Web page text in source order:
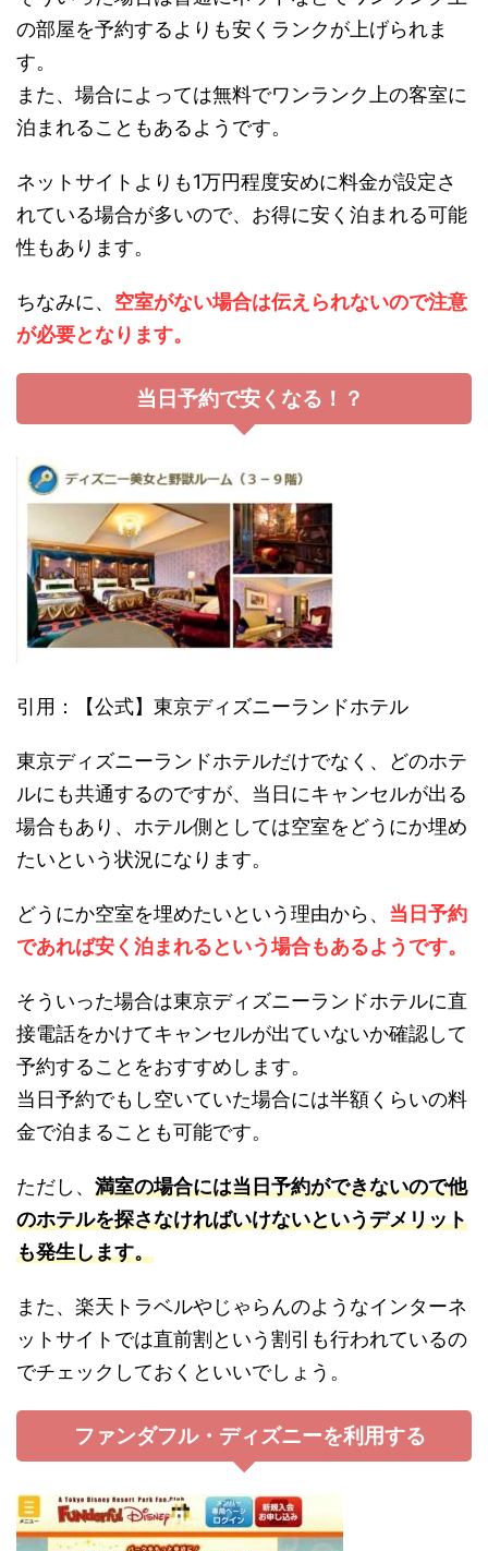
の部屋を予約するよりも安くランクが上げられま
す。
また、場合によっては無料でワンランク上の客室に
泊まれることもあるようです。
ネットサイトよりも1万円程度安めに料金が設定さ
れている場合が多いので、お得に安く泊まれる可能
性もあります。
ちなみに、 空室がない場合は伝えられないので注意
が必要となります。
当日予約で安くなる！？
引用：【公式】東京ディズニーランドホテル
東京ディズニーランドホテルだけでなく、どのホテ
ルにも共通するのですが、当日にキャンセルが出る
場合もあり、ホテル側としては空室をどうにか埋め
たいという状況になります。
どうにか空室を埋めたいという理由から、 当日予約
であれば安く泊まれるという場合もあるようです。
そういった場合は東京ディズニーランドホテルに直
接電話をかけてキャンセルが出ていないか確認して
予約することをおすすめします。
当日予約でもし空いていた場合には半額くらいの料
金で泊まることも可能です。
ただし、 満室の場合には当日予約ができないので他
のホテルを探さなければいけないというデメリット
も発生します。
また、楽天トラベルやじゃらんのようなインターネ
ットサイトでは直前割という割引も行われているの
でチェックしておくといいでしょう。
ファンダフル・ディズニーを利用する